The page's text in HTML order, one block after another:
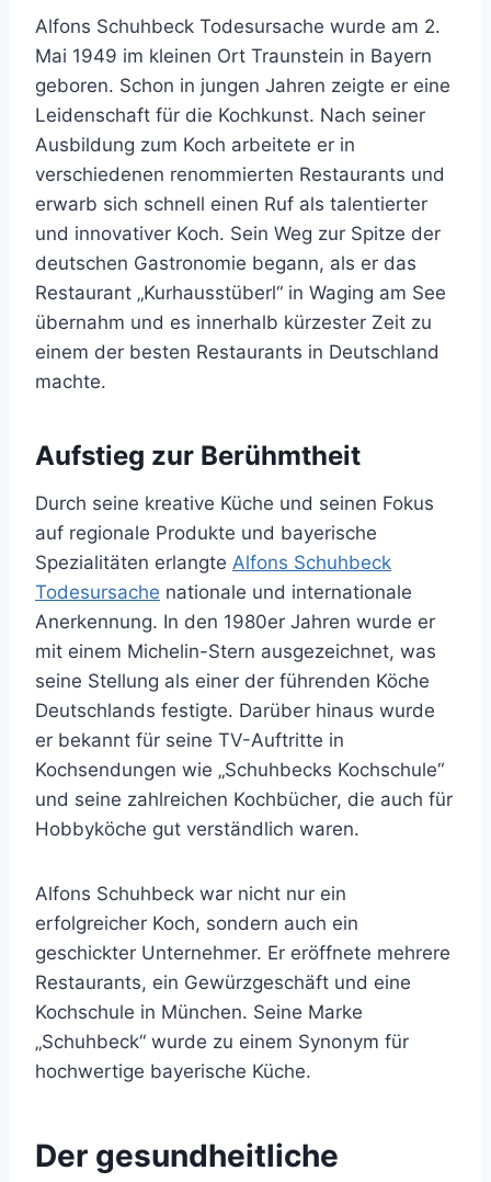
Alfons Schuhbeck Todesursache wurde am 2.
Mai 1949 im kleinen Ort Traunstein in Bayern
geboren. Schon in jungen Jahren zeigte er eine
Leidenschaft für die Kochkunst. Nach seiner
Ausbildung zum Koch arbeitete er in
verschiedenen renommierten Restaurants und
erwarb sich schnell einen Ruf als talentierter
und innovativer Koch. Sein Weg zur Spitze der
deutschen Gastronomie begann, als er das
Restaurant „Kurhausstüberl“ in Waging am See
übernahm und es innerhalb kürzester Zeit zu
einem der besten Restaurants in Deutschland
machte.
Aufstieg zur Berühmtheit
Durch seine kreative Küche und seinen Fokus
auf regionale Produkte und bayerische
Spezialitäten erlangte Alfons Schuhbeck
Todesursache nationale und internationale
Anerkennung. In den 1980er Jahren wurde er
mit einem Michelin-Stern ausgezeichnet, was
seine Stellung als einer der führenden Köche
Deutschlands festigte. Darüber hinaus wurde
er bekannt für seine TV-Auftritte in
Kochsendungen wie „Schuhbecks Kochschule“
und seine zahlreichen Kochbücher, die auch für
Hobbyköche gut verständlich waren.
Alfons Schuhbeck war nicht nur ein
erfolgreicher Koch, sondern auch ein
geschickter Unternehmer. Er eröffnete mehrere
Restaurants, ein Gewürzgeschäft und eine
Kochschule in München. Seine Marke
„Schuhbeck“ wurde zu einem Synonym für
hochwertige bayerische Küche.
Der gesundheitliche